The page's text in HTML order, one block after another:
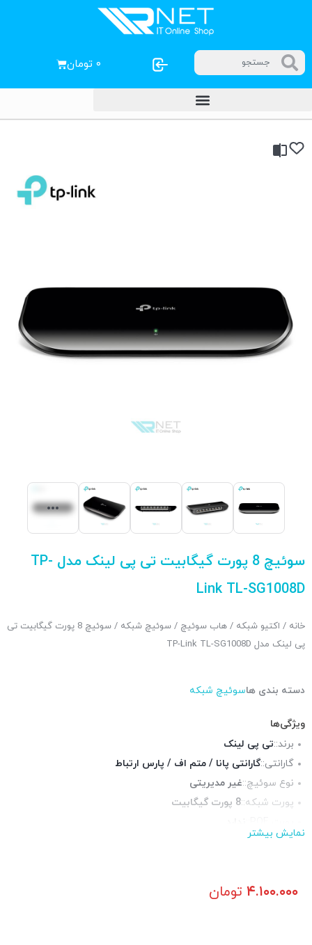
۰ تومان
سوئیچ 8 پورت گیگابیت تی پی لینک مدل TP-
Link TL-SG1008D
خانه / اکتیو شبکه / هاب سوئیچ / سوئیچ شبکه
/ سوئیچ 8 پورت گیگابیت تی
پی لینک مدل TP-Link TL-SG1008D
دسته بندی هاسوئیچ شبکه
ویژگی‌ها
برند::تی پی لینک
گارانتی::گارانتی پانا / متم اف / پارس ارتباط
نوع سوئیچ::غیر مدیریتی
پورت شبکه::8 پورت گیگابیت
چراغ LED وضعیت::
نمایش بیشتر
۴.۱۰۰.۰۰۰ تومان